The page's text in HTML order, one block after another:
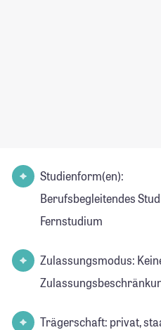
Studienform(en):
Berufsbegleitendes
Fernstudium
Zulassungsmodus:
Trägerschaft: privat,